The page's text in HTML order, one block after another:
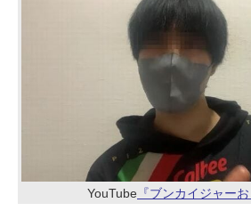
ADOPTABLE DOG
YouTube 『ブンカイジャーお